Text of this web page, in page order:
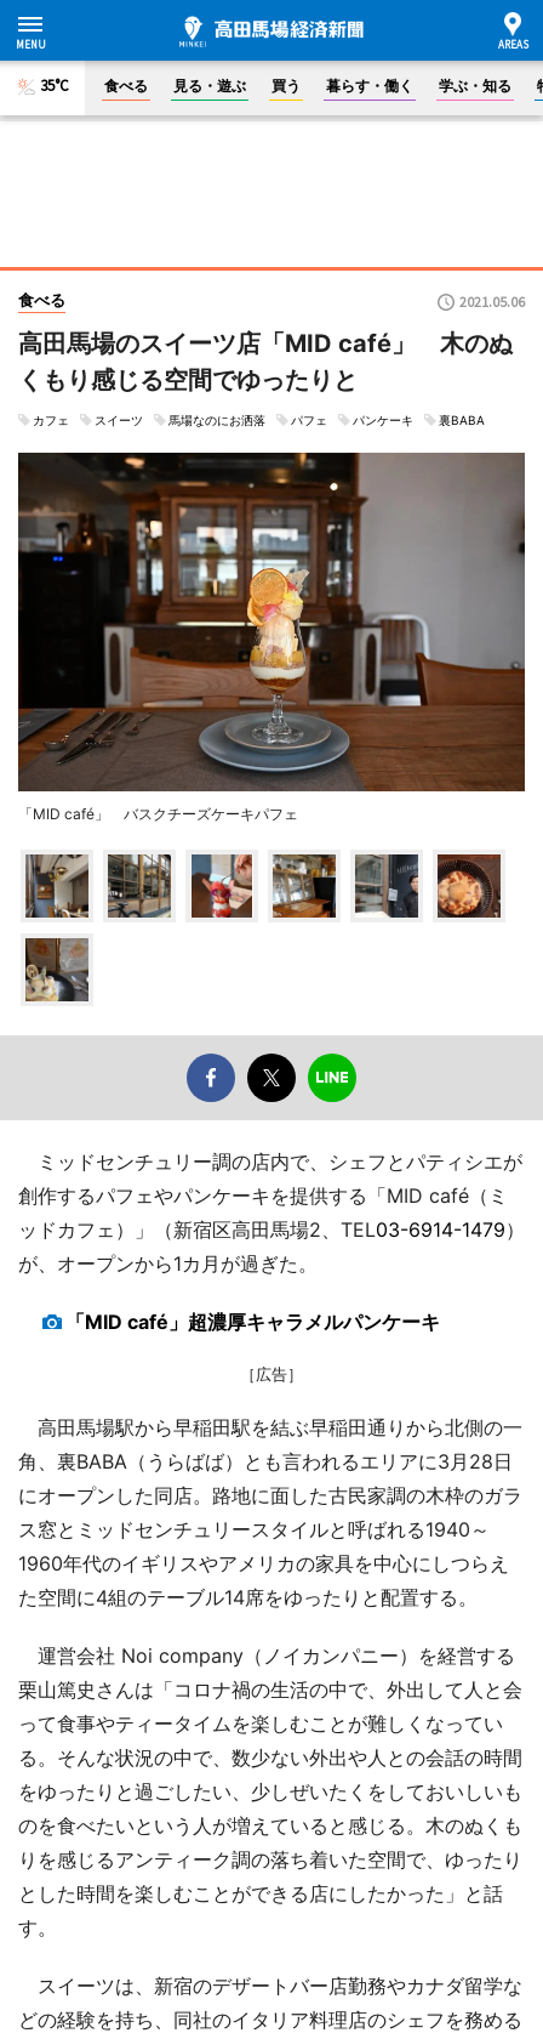
35°C 食べる 見る・遊ぶ 買う 暮らす・働く 学ぶ・知る
食べる 2021.05.06
高田馬場のスイーツ店「MID café」 木のぬ
くもり感じる空間でゆったりと
カフェ スイーツ 馬場なのにお洒落 パフェ パンケーキ 裏BABA
「MID café」 バスクチーズケーキパフェ
ミッドセンチュリー調の店内で、シェフとパティシエが
創作するパフェやパンケーキを提供する「MID café（ミ
ッドカフェ）」（新宿区高田馬場2、TEL03-6914-1479）
が、オープンから1カ月が過ぎた。
「MID café」超濃厚キャラメルパンケーキ
［広告］
高田馬場駅から早稲田駅を結ぶ早稲田通りから北側の一
角、裏BABA（うらばば）とも言われるエリアに3月28日
にオープンした同店。路地に面した古民家調の木枠のガラ
ス窓とミッドセンチュリースタイルと呼ばれる1940～
1960年代のイギリスやアメリカの家具を中心にしつらえ
た空間に4組のテーブル14席をゆったりと配置する。
運営会社 Noi company（ノイカンパニー）を経営する
栗山篤史さんは「コロナ禍の生活の中で、外出して人と会
って食事やティータイムを楽しむことが難しくなってい
る。そんな状況の中で、数少ない外出や人との会話の時間
をゆったりと過ごしたい、少しぜいたくをしておいしいも
のを食べたいという人が増えていると感じる。木のぬくも
りを感じるアンティーク調の落ち着いた空間で、ゆったり
とした時間を楽しむことができる店にしたかった」と話
す。
スイーツは、新宿のデザートバー店勤務やカナダ留学な
どの経験を持ち、同社のイタリア料理店のシェフを務める